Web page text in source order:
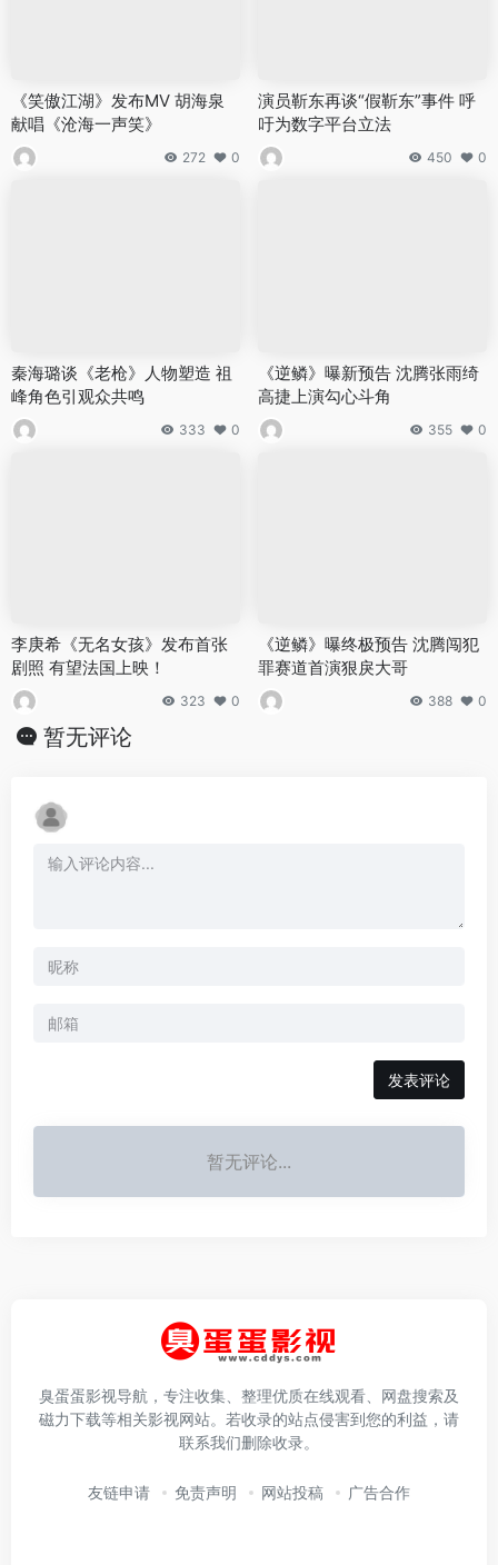
《笑傲江湖》发布MV 胡海泉
献唱《沧海一声笑》
272 0
演员靳东再谈“假靳东”事件 呼
吁为数字平台立法
450 0
秦海璐谈《老枪》人物塑造 祖
峰角色引观众共鸣
333 0
《逆鳞》曝新预告 沈腾张雨绮
高捷上演勾心斗角
355 0
李庚希《无名女孩》发布首张
剧照 有望法国上映！
323 0
《逆鳞》曝终极预告 沈腾闯犯
罪赛道首演狠戾大哥
388 0
暂无评论
发表评论
暂无评论...
臭蛋蛋影视导航，专注收集、整理优质在线观看、网盘搜索及
磁力下载等相关影视网站。若收录的站点侵害到您的利益，请
联系我们删除收录。
友链申请 免责声明 网站投稿 广告合作